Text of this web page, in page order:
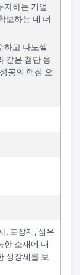
자하는 기업
보하는 데 더
하고 나노셀
같은 첨단 응
공의 핵심 요
, 포장재, 섬유
한 소재에 대
성장세를 보